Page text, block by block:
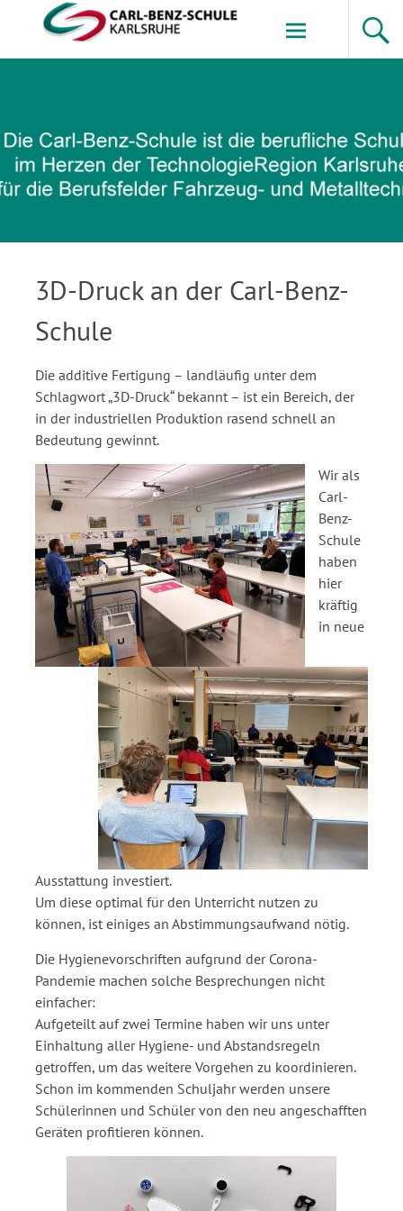
Zum
Inhalt
springen
3D-Druck an der Carl-Benz-
Schule
Die additive Fertigung – landläufig unter dem
Schlagwort „3D-Druck“ bekannt – ist ein Bereich, der
in der industriellen Produktion rasend schnell an
Bedeutung gewinnt.
Wir als
Carl-
Benz-
Schule
haben
hier
kräftig
in neue
Ausstattung investiert.
Um diese optimal für den Unterricht nutzen zu
können, ist einiges an Abstimmungsaufwand nötig.
Die Hygienevorschriften aufgrund der Corona-
Pandemie machen solche Besprechungen nicht
einfacher:
Aufgeteilt auf zwei Termine haben wir uns unter
Einhaltung aller Hygiene- und Abstandsregeln
getroffen, um das weitere Vorgehen zu koordinieren.
Schon im kommenden Schuljahr werden unsere
Schülerinnen und Schüler von den neu angeschafften
Geräten profitieren können.